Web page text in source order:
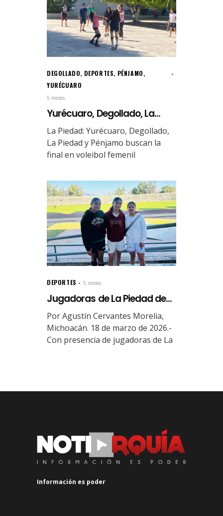
DEGOLLADO, DEPORTES, PÉNJAMO,
YURÉCUARO
5 meses.
Yurécuaro, Degollado, La...
La Piedad: Yurécuaro, Degollado,
La Piedad y Pénjamo buscan la
final en voleibol femenil
DEPORTES 5 meses.
Jugadoras de La Piedad de...
Por Agustín Cervantes Morelia,
Michoacán. 18 de marzo de 2026.-
Con presencia de jugadoras de La
Información es poder